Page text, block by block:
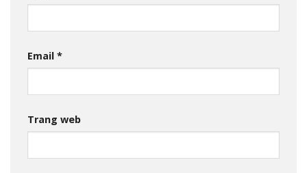
Email *
Trang web